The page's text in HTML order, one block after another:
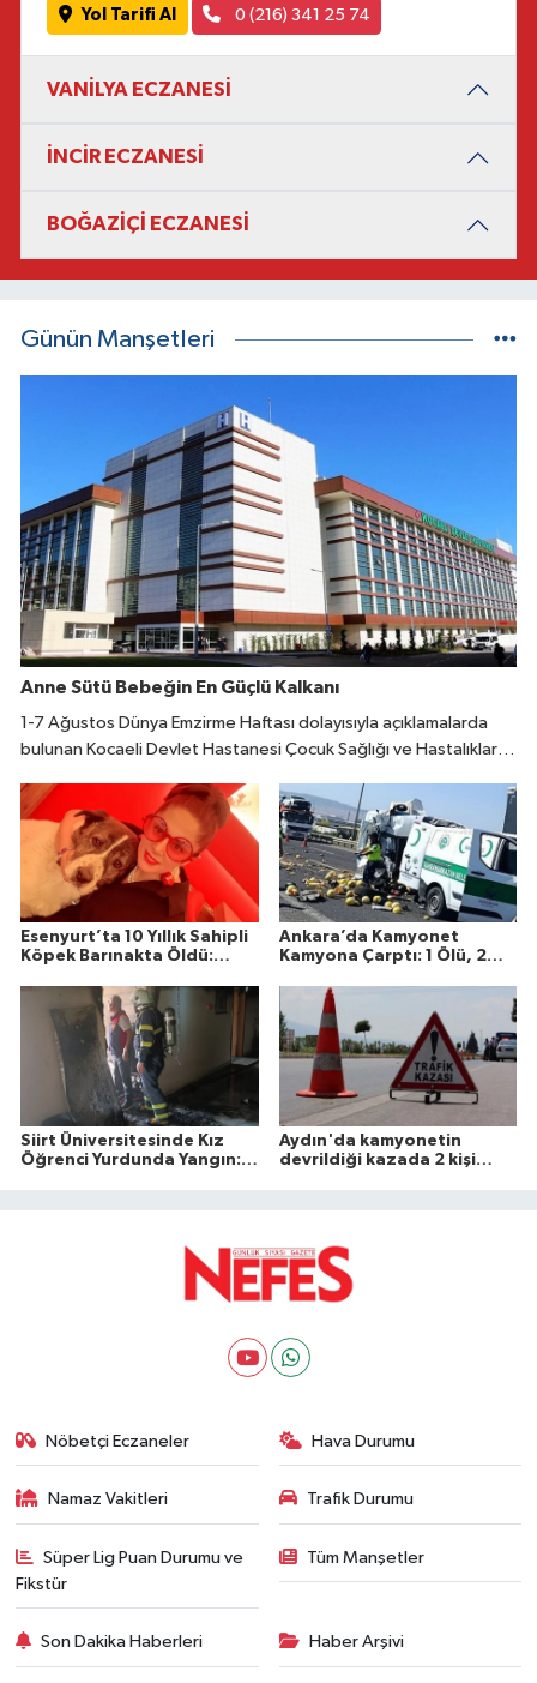
Yol Tarifi Al 0 (216) 341 25 74
VANİLYA ECZANESİ
İNCİR ECZANESİ
BOĞAZİÇİ ECZANESİ
Günün Manşetleri
Anne Sütü Bebeğin En Güçlü Kalkanı
1-7 Ağustos Dünya Emzirme Haftası dolayısıyla açıklamalarda
bulunan Kocaeli Devlet Hastanesi Çocuk Sağlığı ve Hastalıkları
içinde emzirmeye başlanmasının büyük önem taşıdığını belirtti.
Esenyurt’ta 10 Yıllık Sahipli
Köpek Barınakta Öldü:
Soruşturma Talebi
Ankara’da Kamyonet
Kamyona Çarptı: 1 Ölü, 2
Siirt Üniversitesinde Kız
Öğrenci Yurdunda Yangın: 1
Aydın'da kamyonetin
devrildiği kazada 2 kişi
Nöbetçi Eczaneler Hava Durumu
Namaz Vakitleri Trafik Durumu
Süper Lig Puan Durumu ve
Fikstür
Tüm Manşetler
Son Dakika Haberleri Haber Arşivi